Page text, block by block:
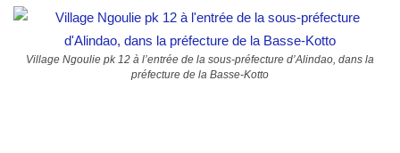
Village Ngoulie pk 12 à l’entrée de la sous-préfecture d’Alindao, dans la
préfecture de la Basse-Kotto